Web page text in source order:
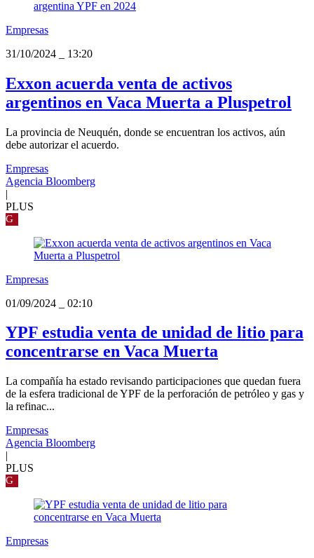
Empresas
31/10/2024
13:20
Exxon acuerda venta de activos
argentinos en Vaca Muerta a Pluspetrol
La provincia de Neuquén, donde se encuentran los activos, aún
debe autorizar el acuerdo.
Empresas
Agencia Bloomberg
|
PLUS
G
Empresas
01/09/2024
02:10
YPF estudia venta de unidad de litio para
concentrarse en Vaca Muerta
La compañía ha estado revisando participaciones que quedan fuera
de la esfera tradicional de YPF de la perforación de petróleo y gas y
la refinac...
Empresas
Agencia Bloomberg
|
PLUS
G
Empresas